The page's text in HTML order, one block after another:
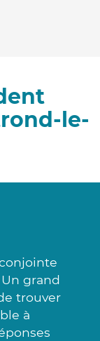
le-
grand
trouver
à